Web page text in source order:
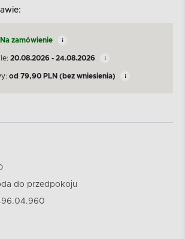
Na zamówienie
20.08.2026 - 24.08.2026
od 79,90 PLN (bez wniesienia)
do przedpokoju